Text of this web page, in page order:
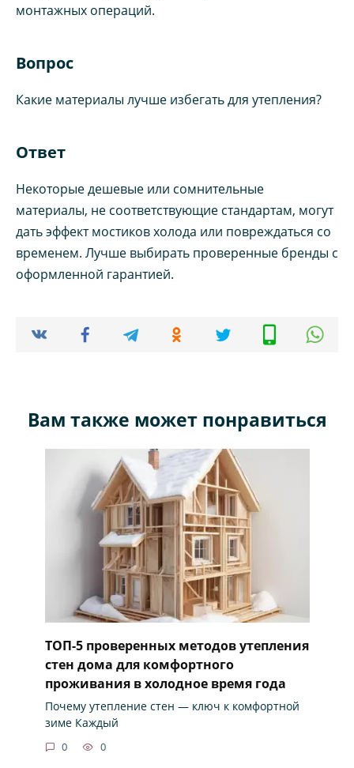
монтажных операций.
Вопрос
Какие материалы лучше избегать для утепления?
Ответ
Некоторые дешевые или сомнительные
материалы, не соответствующие стандартам, могут
дать эффект мостиков холода или повреждаться со
временем. Лучше выбирать проверенные бренды с
оформленной гарантией.
Вам также может понравиться
ТОП-5 проверенных методов утепления
стен дома для комфортного
проживания в холодное время года
Почему утепление стен — ключ к комфортной
зиме Каждый
0 0